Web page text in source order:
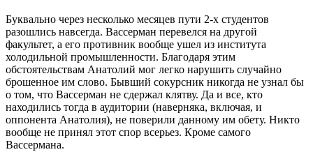
Буквально через несколько месяцев пути 2-х студентов
разошлись навсегда. Вассерман перевелся на другой
факультет, а его противник вообще ушел из института
холодильной промышленности. Благодаря этим
обстоятельствам Анатолий мог легко нарушить случайно
брошенное им слово. Бывший сокурсник никогда не узнал бы
о том, что Вассерман не сдержал клятву. Да и все, кто
находились тогда в аудитории (наверняка, включая, и
оппонента Анатолия), не поверили данному им обету. Никто
вообще не принял этот спор всерьез. Кроме самого
Вассермана.